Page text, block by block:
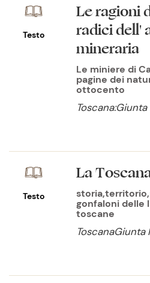
Testo
Le ragioni
radici dell'
mineraria
Le miniere di
pagine dei
ottocento
Testo
La
gonfaloni delle
toscane
ToscanaGiunta